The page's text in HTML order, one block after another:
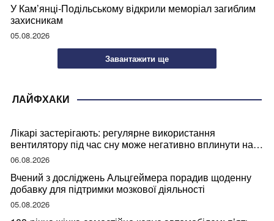
У Кам’янці-Подільському відкрили меморіал загиблим
захисникам
05.08.2026
Завантажити ще
ЛАЙФХАКИ
Лікарі застерігають: регулярне використання
вентилятору під час сну може негативно вплинути на
ваше здоров’я
06.08.2026
Вчений з досліджень Альцгеймера порадив щоденну
добавку для підтримки мозкової діяльності
05.08.2026